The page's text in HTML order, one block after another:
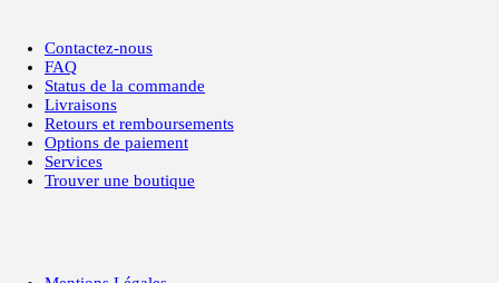
Contactez-nous
FAQ
Status de la commande
Livraisons
Retours et remboursements
Options de paiement
Services
Trouver une boutique